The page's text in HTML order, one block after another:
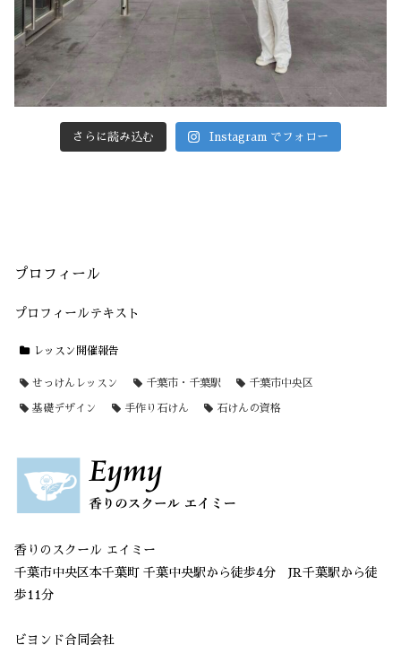
さらに読み込む Instagram でフォロー
プロフィール
プロフィールテキスト
レッスン開催報告
せっけんレッスン 千葉市・千葉駅 千葉市中央区
基礎デザイン 手作り石けん 石けんの資格
香りのスクール エイミー
千葉市中央区本千葉町 千葉中央駅から徒歩4分 JR千葉駅から徒
歩11分
ビヨンド合同会社